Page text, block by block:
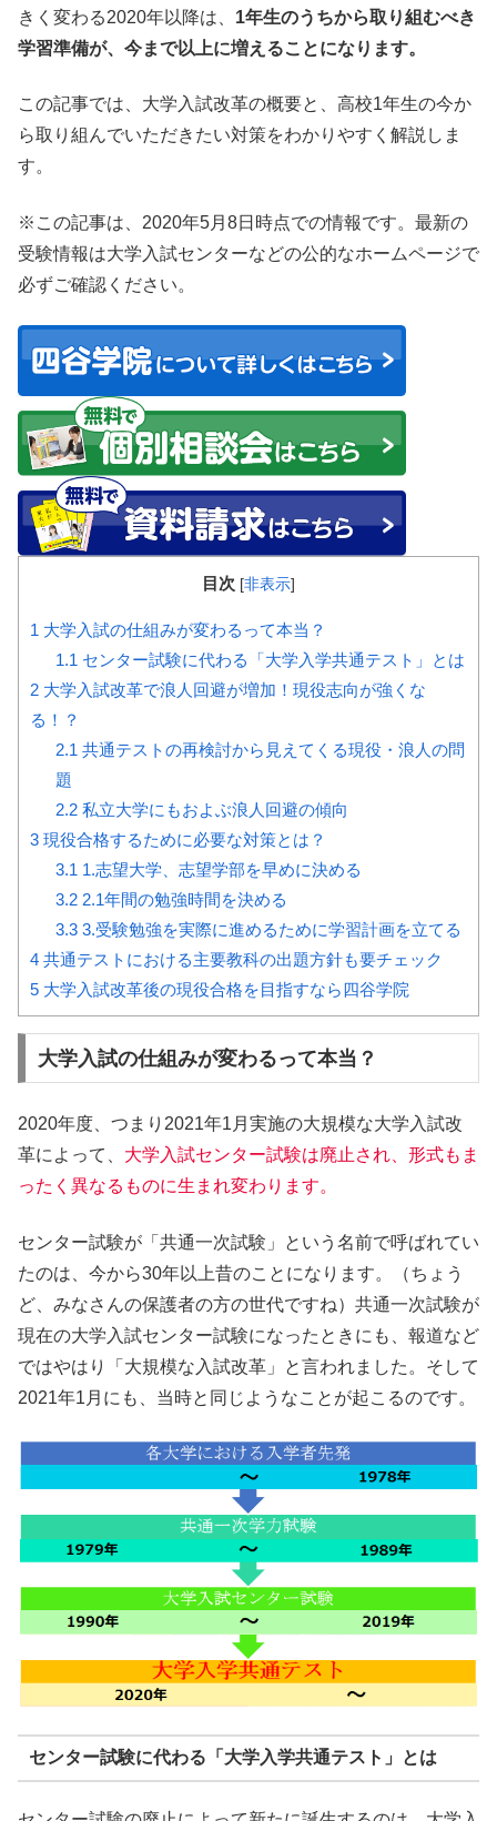
きく変わる2020年以降は、 1年生のうちから取り組むべき
学習準備が、今まで以上に増えることになります。
この記事では、大学入試改革の概要と、高校1年生の今か
ら取り組んでいただきたい対策をわかりやすく解説しま
す。
※この記事は、2020年5月8日時点での情報です。最新の
受験情報は大学入試センターなどの公的なホームページで
必ずご確認ください。
目次 [非表示]
1 大学入試の仕組みが変わるって本当？
1.1 センター試験に代わる「大学入学共通テスト」とは
2 大学入試改革で浪人回避が増加！現役志向が強くな
る！？
2.1 共通テストの再検討から見えてくる現役・浪人の問
題
2.2私立大学にもおよぶ浪人回避の傾向
3 現役合格するために必要な対策とは？
3.1 1.志望大学、志望学部を早めに決める
3.22.1年間の勉強時間を決める
3.33.受験勉強を実際に進めるために学習計画を立てる
4 共通テストにおける主要教科の出題方針も要チェック
5 大学入試改革後の現役合格を目指すなら四谷学院
大学入試の仕組みが変わるって本当？
2020年度、つまり2021年1月実施の大規模な大学入試改
革によって、 大学入試センター試験は廃止され、形式もま
ったく異なるものに生まれ変わります。
センター試験が「共通一次試験」という名前で呼ばれてい
たのは、今から30年以上昔のことになります。（ちょう
ど、みなさんの保護者の方の世代ですね）共通一次試験が
現在の大学入試センター試験になったときにも、報道など
ではやはり「大規模な入試改革」と言われました。そして
2021年1月にも、当時と同じようなことが起こるのです。
センター試験に代わる「大学入学共通テスト」とは